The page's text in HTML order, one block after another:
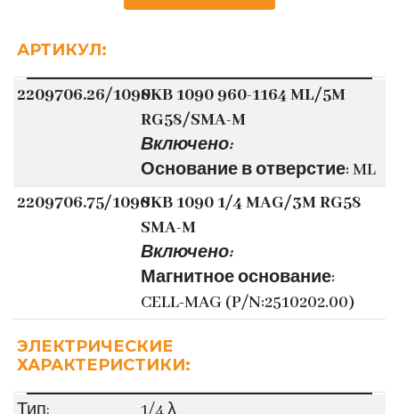
АРТИКУЛ:
2209706.26/1090SKB 1090 960-1164 ML/5M
RG58/SMA-M
Включено:
Основание в отверстие: ML
2209706.75/1090SKB 1090 1/4 MAG/3M RG58
SMA-M
Включено:
Магнитное основание:
CELL-MAG (P/N:2510202.00)
ЭЛЕКТРИЧЕСКИЕ
ХАРАКТЕРИСТИКИ: